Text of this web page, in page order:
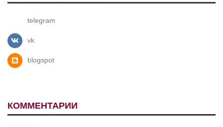
telegram
vk
blogspot
КОММЕНТАРИИ